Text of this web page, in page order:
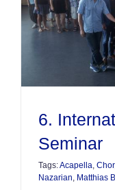
6.
Seminar
Tags:Acapella, Chor
Nazarian, Matthias